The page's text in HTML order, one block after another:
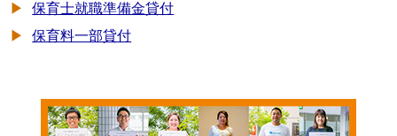
保育士就職準備金貸付
保育料一部貸付